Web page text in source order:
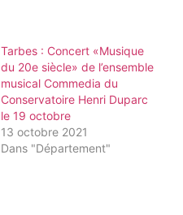
Tarbes : Concert «Musique
du 20e siècle» de l’ensemble
musical Commedia du
Conservatoire Henri Duparc
le 19 octobre
13 octobre 2021
Dans "Département"